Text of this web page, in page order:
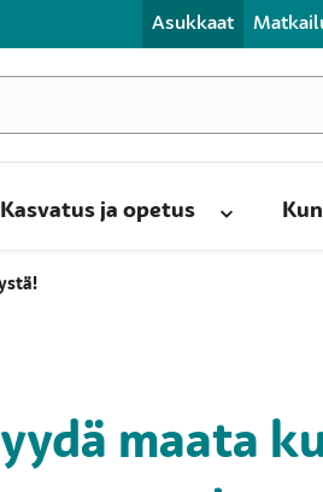
Asukkaat
Kasvatus ja opetus
maata